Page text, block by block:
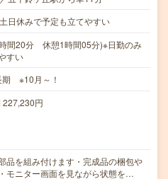
日休みで予定も立てやすい
間20分 休憩1時間05分)※日勤のみ
すい
期 ※10月～！
円
品を組み付けます・完成品の梱包や
モニター画面を見ながら状態を…